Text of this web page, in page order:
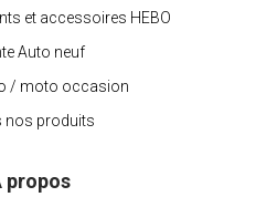
et accessoires HEBO
Auto neuf
/ moto occasion
nos produits
propos